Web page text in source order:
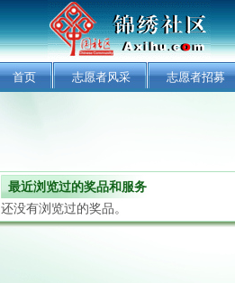
首页 志愿者风采 志愿者招募
最近浏览过的奖品和服务
还没有浏览过的奖品。